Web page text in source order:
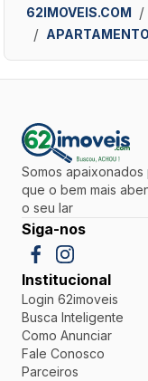
62IMOVEIS.COM
APARTAMENTO
Somos
que o bem mais
o seu lar
Siga-nos
Institucional
Login 62imoveis
Busca Inteligente
Como Anunciar
Fale Conosco
Parceiros